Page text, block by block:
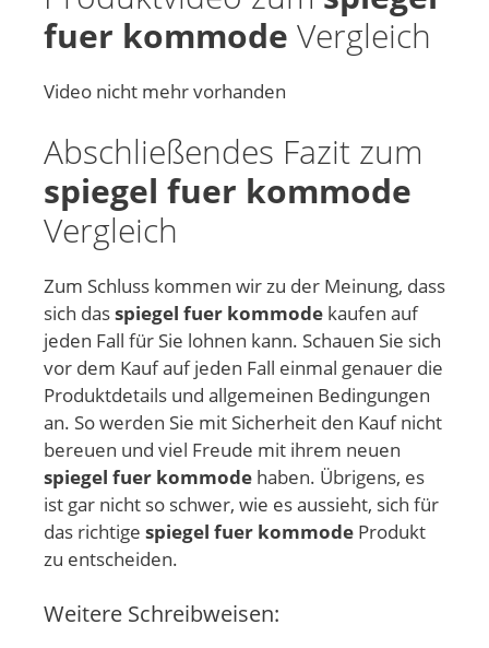
fuer kommode Vergleich
Video nicht mehr vorhanden
Abschließendes Fazit zum
spiegel fuer kommode
Vergleich
Zum Schluss kommen wir zu der Meinung, dass
sich dasspiegel fuer kommode kaufen auf
jeden Fall für Sie lohnen kann. Schauen Sie sich
vor dem Kauf auf jeden Fall einmal genauer die
Produktdetails und allgemeinen Bedingungen
an. So werden Sie mit Sicherheit den Kauf nicht
bereuen und viel Freude mit ihrem neuen
spiegel fuer kommode haben. Übrigens, es
ist gar nicht so schwer, wie es aussieht, sich für
das richtige spiegel fuer kommode Produkt
zu entscheiden.
Weitere Schreibweisen: